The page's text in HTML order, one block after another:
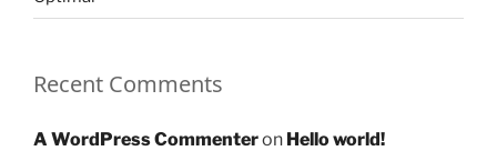
Recent Comments
A WordPress Commenteron Hello world!